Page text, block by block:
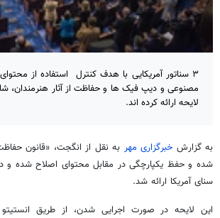
۳ سناتور آمریکایی با هدف کنترل استفاده از
مصنوعی و دیپ فیک ها و حفاظت از آثار هنرمندان،
لایحه ارائه کرده اند.
به گزارش خبرگزاری مهر به نقل از انگجت، «قانون
سنای آمریکا ارائه شد.
این لایحه در صورت اجرایی شدن، از طریق انستیتو